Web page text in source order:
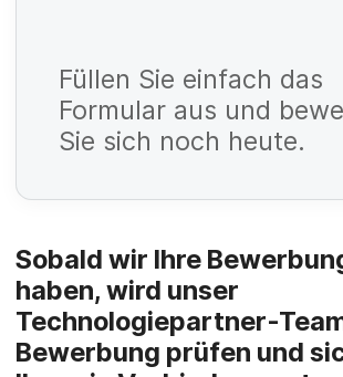
Füllen Sie einfach das
Formular aus und
Sie sich noch heute.
P
f
li
c
Sobald wir Ihre
haben, wird unser
Technologiepartner-
Bewerbung prüfen und